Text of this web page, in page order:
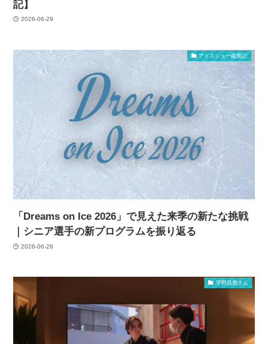
記】
2026-06-29
アイスショー鑑賞記
「Dreams on Ice 2026」で見えた来季の新たな挑戦
｜シニア選手の新プログラムを振り返る
2026-06-28
宇野昌磨さん